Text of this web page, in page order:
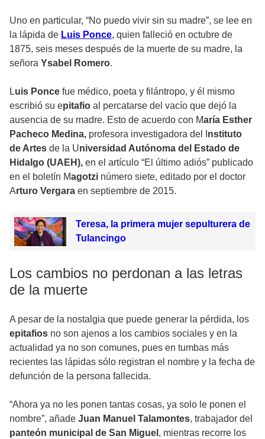
Uno en particular, “No puedo vivir sin su madre”, se lee en
la lápida de Luis Ponce, quien falleció en octubre de
1875, seis meses después de la muerte de su madre, la
señora Ysabel Romero.
Luis Ponce fue médico, poeta y filántropo, y él mismo
escribió su epitafio al percatarse del vacío que dejó la
ausencia de su madre. Esto de acuerdo con María Esther
Pacheco Medina, profesora investigadora del I nstituto
de Artes de la Universidad Autónoma del Estado de
Hidalgo (UAEH), en el artículo “El último adiós” publicado
en el boletín Magotzi número siete, editado por el doctor
Arturo Vergara en septiembre de 2015.
Teresa, la primera mujer sepulturera de
Tulancingo
Los cambios no perdonan a las letras
de la muerte
A pesar de la nostalgia que puede generar la pérdida, los
epitafios no son ajenos a los cambios sociales y en la
actualidad ya no son comunes, pues en tumbas más
recientes las lápidas sólo registran el nombre y la fecha de
defunción de la persona fallecida.
“Ahora ya no les ponen tantas cosas, ya solo le ponen el
nombre”, añade Juan Manuel Talamontes, trabajador del
panteón municipal de San Miguel , mientras recorre los